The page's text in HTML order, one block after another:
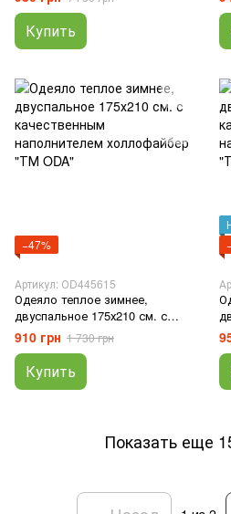
производитель ОДА
Купить
−47%
Артикул: ОD445615
Одеяло теплое зимнее,
двуспальное 175х210 см. с
качественным наполнителем
холлофайбер "ТМ ODA"
910 грн 1 730 грн
Купить
Показать еще